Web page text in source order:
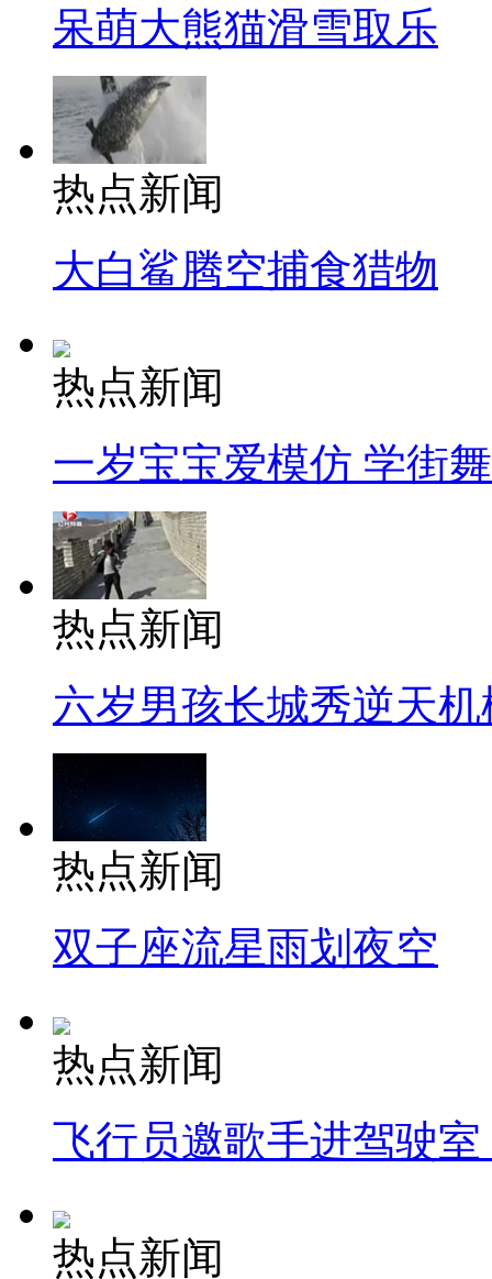
呆萌大熊猫滑雪取乐
热点新闻
大白鲨腾空捕食猎物
热点新闻
一岁宝宝爱模仿 学街
热点新闻
六岁男孩长城秀逆天机
热点新闻
双子座流星雨划夜空
热点新闻
飞行员邀歌手进驾驶
热点新闻